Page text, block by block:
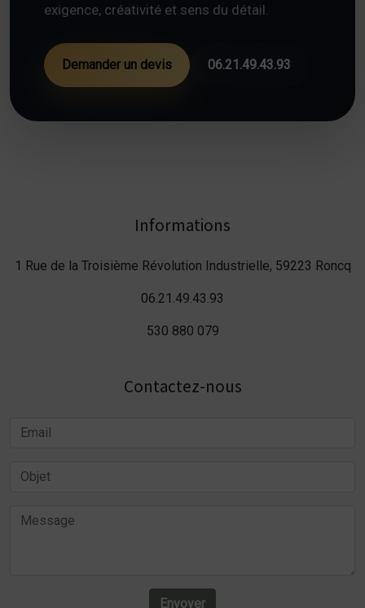
exigence, créativité et sens du détail.
Demander un devis 06.21.49.43.93
Informations
1 Rue de la Troisième Révolution Industrielle, 59223 Roncq
06.21.49.43.93
530 880 079
Contactez-nous
Envoyer